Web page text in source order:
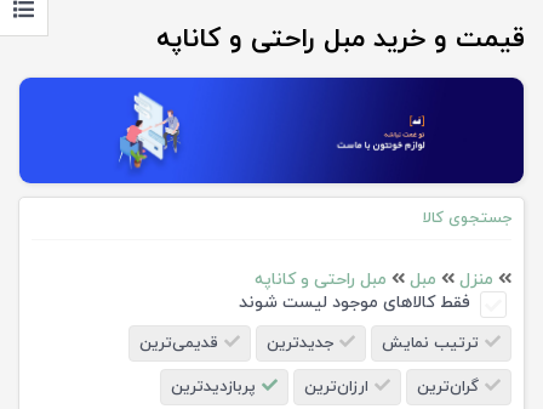
قیمت و خرید مبل راحتی و کاناپه
جستجوی کالا
منزل مبل
مبل راحتی و کاناپه
فقط کالاهای موجود لیست شوند
ترتیب نمایش جدیدترین
قدیمی‌ترین
گران‌ترین
ارزان‌ترین پربازدیدترین